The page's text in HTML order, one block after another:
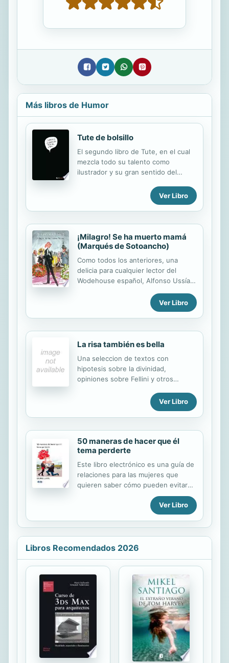
Más libros de Humor
Tute de bolsillo
El segundo libro de Tute, en el cual
mezcla todo su talento como
ilustrador y su gran sentido del
Ver Libro
¡Milagro! Se ha muerto mamá
(Marqués de Sotoancho)
Como todos los anteriores, una
delicia para cualquier lector del
Wodehouse español, Alfonso Ussía.
naturaleza, esperaba que sucediera,
sucedió: Cristina Victoria Jimena
Boisseson y Hendings, marquesa
viuda de Sotoancho, abandona el
Un acontecimiento de semejante
calibre hace que tiemblen hasta los
cimientos mismos de La Jaralera, esa
isla, ese oasis privilegiado de
naturaleza salvaje y antiguas
costumbres donde los Sotoancho
Ver Libro
La risa también es bella
Una seleccion de textos con
hipotesis sobre la divinidad,
opiniones sobre Fellini y otros
sobre caballos locos y la historia del
hombre que hablaba en orden
alfabetico.
Ver Libro
50 maneras de hacer que él
tema perderte
Este libro electrónico es una guía de
relaciones para las mujeres que
quieren saber cómo pueden evitar
que sus hombres las abandonen. Ver
para creer. Este asombroso libro
electrónico ayudará a cualquier dama
en una relación a probar diferentes
tácticas para hacer que su hombre
tema perderla. Cualquier relación
reparada a través de la lectura de
este libro electrónico. PUBLISHER:
TEKTIME
Ver Libro
Libros Recomendados 2026